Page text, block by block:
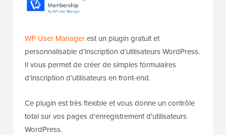
WP User Managerest un plugin gratuit et
personnalisable d’inscription d’utilisateurs WordPress.
Il vous permet de créer de simples formulaires
d’inscription d’utilisateurs en front-end.
Ce plugin est très flexible et vous donne un contrôle
total sur vos pages d'enregistrement d'utilisateurs
WordPress.